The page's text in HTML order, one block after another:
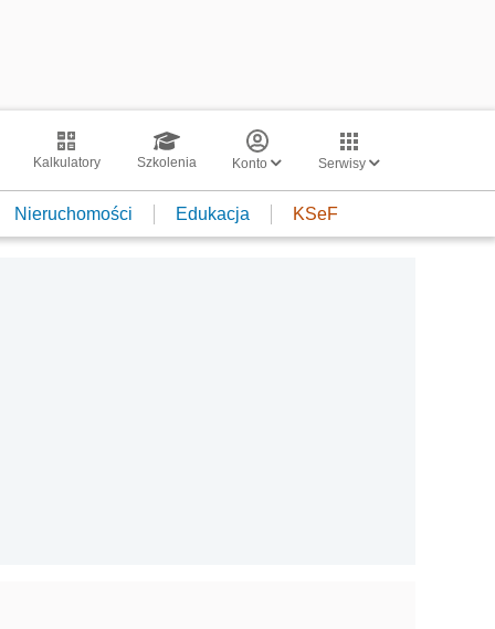
Kalkulatory Szkolenia Konto Serwisy
Nieruchomości Edukacja KSeF